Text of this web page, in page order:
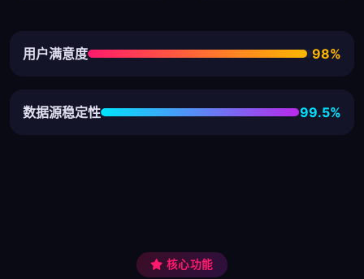
用户满意度 98%
数据源稳定性 99.5%
核心功能